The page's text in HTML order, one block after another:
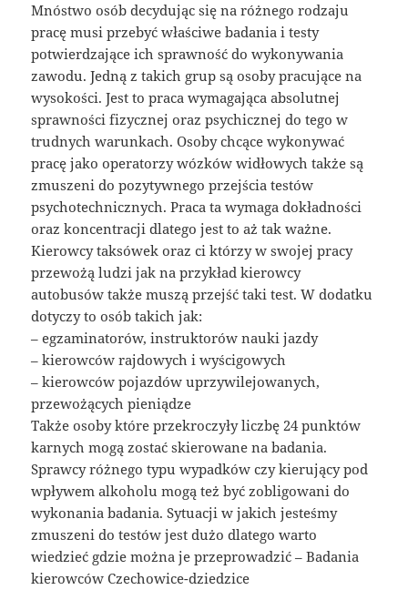
Mnóstwo osób decydując się na różnego rodzaju
pracę musi przebyć właściwe badania i testy
potwierdzające ich sprawność do wykonywania
zawodu. Jedną z takich grup są osoby pracujące na
wysokości. Jest to praca wymagająca absolutnej
sprawności fizycznej oraz psychicznej do tego w
trudnych warunkach. Osoby chcące wykonywać
pracę jako operatorzy wózków widłowych także są
zmuszeni do pozytywnego przejścia testów
psychotechnicznych. Praca ta wymaga dokładności
oraz koncentracji dlatego jest to aż tak ważne.
Kierowcy taksówek oraz ci którzy w swojej pracy
przewożą ludzi jak na przykład kierowcy
autobusów także muszą przejść taki test. W dodatku
dotyczy to osób takich jak:
– egzaminatorów, instruktorów nauki jazdy
– kierowców rajdowych i wyścigowych
– kierowców pojazdów uprzywilejowanych,
przewożących pieniądze
Także osoby które przekroczyły liczbę 24 punktów
karnych mogą zostać skierowane na badania.
Sprawcy różnego typu wypadków czy kierujący pod
wpływem alkoholu mogą też być zobligowani do
wykonania badania. Sytuacji w jakich jesteśmy
zmuszeni do testów jest dużo dlatego warto
wiedzieć gdzie można je przeprowadzić – Badania
kierowców Czechowice-dziedzice